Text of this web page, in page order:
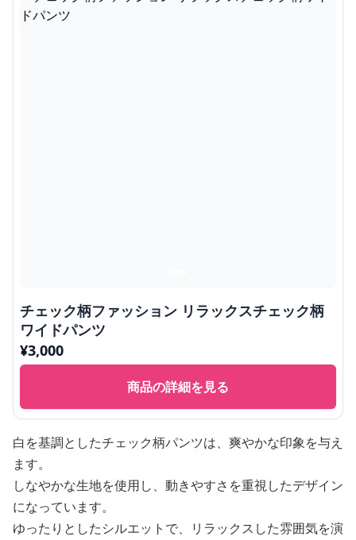
チェック柄ファッション リラックスチェック柄
ワイドパンツ
¥3,000
商品の詳細を見る
白を基調としたチェック柄パンツは、爽やかな印象を与え
ます。
しなやかな生地を使用し、動きやすさを重視したデザイン
になっています。
ゆったりとしたシルエットで、リラックスした雰囲気を演